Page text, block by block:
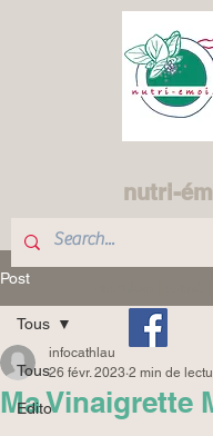
nutri-
Post
Tous
Edito
Tous
Ma Vinaigrette
infocathlau
26 févr. 2023 2 min de